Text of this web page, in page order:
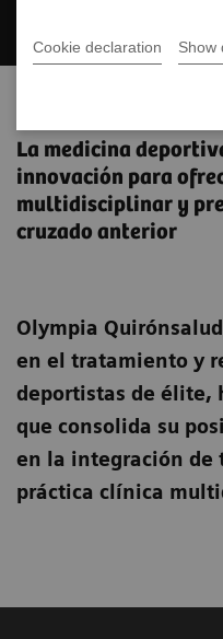
Cookie declaration Show
La medicina
innovación para
multidisciplinar y
cruzado anterior
Olympia
en el tratamiento y
deportistas de élite,
que consolida su
en la integración de
práctica clínica